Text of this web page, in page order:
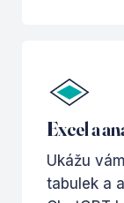
Excel a
Ukážu
tabulek a